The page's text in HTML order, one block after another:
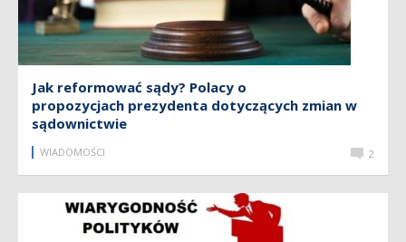
Jak reformować sądy? Polacy o
propozycjach prezydenta dotyczących zmian w
sądownictwie
WIADOMOŚCI 2